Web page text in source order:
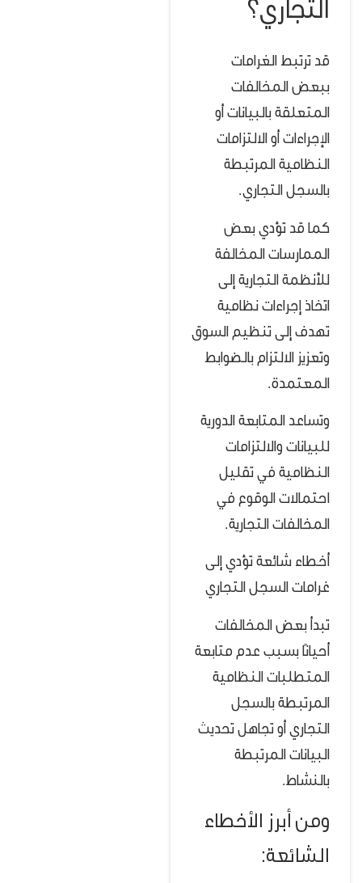
التجاري؟
قد ترتبط الغرامات
ببعض المخالفات
المتعلقة بالبيانات أو
الإجراءات أو الالتزامات
النظامية المرتبطة
بالسجل التجاري.
كما قد تؤدي بعض
الممارسات المخالفة
للأنظمة التجارية إلى
اتخاذ إجراءات نظامية
تهدف إلى تنظيم السوق
وتعزيز الالتزام بالضوابط
المعتمدة.
وتساعد المتابعة الدورية
للبيانات والالتزامات
النظامية في تقليل
احتمالات الوقوع في
المخالفات التجارية.
أخطاء شائعة تؤدي إلى
غرامات السجل التجاري
تبدأ بعض المخالفات
أحيانًا بسبب عدم متابعة
المتطلبات النظامية
المرتبطة بالسجل
التجاري أو تجاهل تحديث
البيانات المرتبطة
بالنشاط.
ومن أبرز الأخطاء
الشائعة: